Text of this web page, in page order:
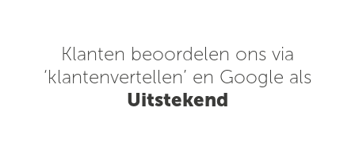
Klanten beoordelen ons via
‘klantenvertellen’ en Google als
Uitstekend